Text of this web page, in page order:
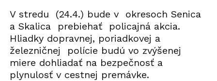
V stredu (24.4.) bude v okresoch Senica
a Skalica prebiehať policajná akcia.
Hliadky dopravnej, poriadkovej a
železničnej polície budú vo zvýšenej
miere dohliadať na bezpečnosť a
plynulosť v cestnej premávke.